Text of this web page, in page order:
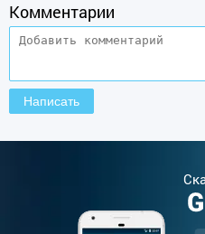
Комментарии